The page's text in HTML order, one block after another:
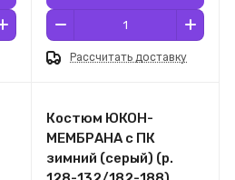
Рассчитать доставку
Костюм ЮКОН-
МЕМБРАНА с ПК
зимний (серый) (р.